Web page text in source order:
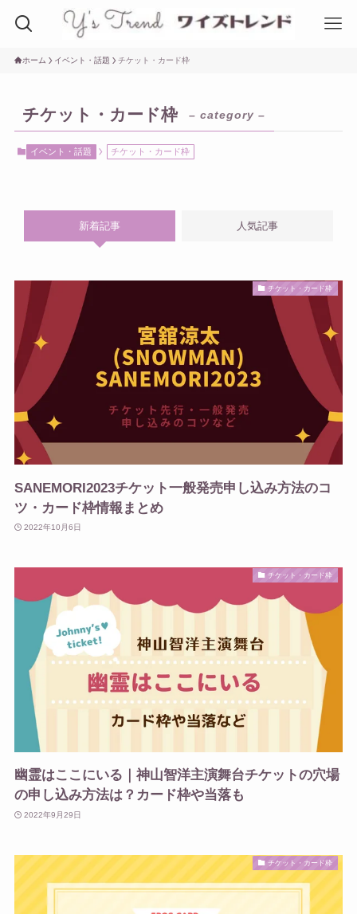
ホーム イベント・話題 チケット・カード枠
チケット・カード枠 – category –
イベント・話題 チケット・カード枠
新着記事 人気記事
チケット・カード枠
SANEMORI2023チケット一般発売申し込み方法のコ
ツ・カード枠情報まとめ
2022年10月6日
チケット・カード枠
幽霊はここにいる｜神山智洋主演舞台チケットの穴場
の申し込み方法は？カード枠や当落も
2022年9月29日
チケット・カード枠